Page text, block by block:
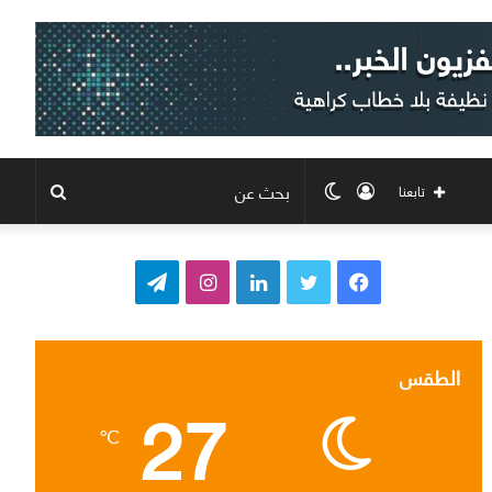
الوضع
المظلم
تسجيل
الدخول
تابعنا
ف
ب
و
ت
ق
ت
ر
الطقس 27
℃